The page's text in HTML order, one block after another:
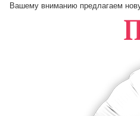
Вашему вниманию предлагаем